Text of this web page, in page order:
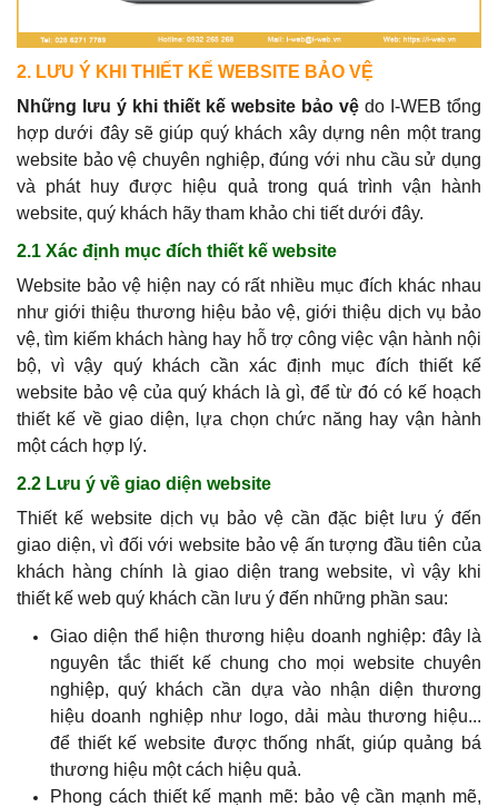
2. LƯU Ý KHI THIẾT KẾ WEBSITE BẢO VỆ
Những lưu ý khi thiết kế website bảo vệ do I-WEB tổng
hợp dưới đây sẽ giúp quý khách xây dựng nên một trang
website bảo vệ chuyên nghiệp, đúng với nhu cầu sử dụng
và phát huy được hiệu quả trong quá trình vận hành
website, quý khách hãy tham khảo chi tiết dưới đây.
2.1 Xác định mục đích thiết kế website
Website bảo vệ hiện nay có rất nhiều mục đích khác nhau
như giới thiệu thương hiệu bảo vệ, giới thiệu dịch vụ bảo
vệ, tìm kiếm khách hàng hay hỗ trợ công việc vận hành nội
bộ, vì vậy quý khách cần xác định mục đích thiết kế
website bảo vệ của quý khách là gì, để từ đó có kế hoạch
thiết kế về giao diện, lựa chọn chức năng hay vận hành
một cách hợp lý.
2.2 Lưu ý về giao diện website
Thiết kế website dịch vụ bảo vệ cần đặc biệt lưu ý đến
giao diện, vì đối với website bảo vệ ấn tượng đầu tiên của
khách hàng chính là giao diện trang website, vì vậy khi
thiết kế web quý khách cần lưu ý đến những phần sau:
Giao diện thể hiện thương hiệu doanh nghiệp: đây là
nguyên tắc thiết kế chung cho mọi website chuyên
nghiệp,quý kháchcần dựa vào nhận diện thương
hiệu doanh nghiệp như logo, dải màu thương hiệu...
để thiết kế website được thống nhất, giúp quảng bá
thương hiệu một cách hiệu quả.
Phong cách thiết kế mạnh mẽ: bảo vệ cần mạnh mẽ,